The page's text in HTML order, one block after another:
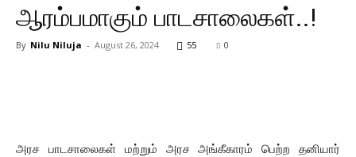
ஆரம்பமாகும் பாடசாலைகள்..!
By Nilu Niluja - August 26, 2024 55 0
அரச பாடசாலைகள் மற்றும் அரச அங்கீகாரம் பெற்ற தனியார்